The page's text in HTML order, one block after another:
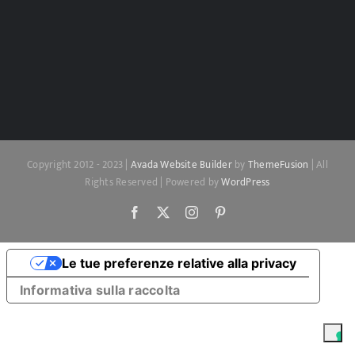
Copyright 2012 - 2023 | Avada Website BuilderbyThemeFusion | All
Rights Reserved | Powered byWordPress
Facebook Instagram
Informativa sulla raccolta
Le tue preferenze relative alla privacy